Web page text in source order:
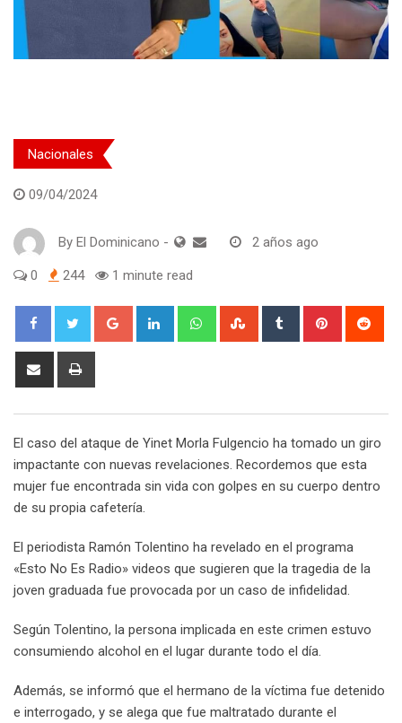
Nacionales
09/04/2024
By El Dominicano - 2 años ago
0 244 1 minute read
Google+ LinkedIn WhatsappStumbleUpon
Tumblr Pinterest
Share
El caso del ataque de Yinet Morla Fulgencio ha tomado un giro
impactante con nuevas revelaciones. Recordemos que esta
mujer fue encontrada sin vida con golpes en su cuerpo dentro
de su propia cafetería.
El periodista Ramón Tolentino ha revelado en el programa
«Esto No Es Radio» videos que sugieren que la tragedia de la
joven graduada fue provocada por un caso de infidelidad.
Según Tolentino, la persona implicada en este crimen estuvo
consumiendo alcohol en el lugar durante todo el día.
Además, se informó que el hermano de la víctima fue detenido
e interrogado, y se alega que fue maltratado durante el